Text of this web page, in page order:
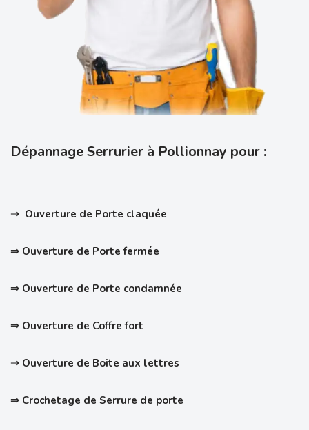
Dépannage Serrurier à Pollionnay pour :
⇒ Ouverture de Porte claquée
⇒ Ouverture de Porte fermée
⇒ Ouverture de Porte condamnée
⇒ Ouverture de Coffre fort
⇒ Ouverture de Boite aux lettres
⇒ Crochetage de Serrure de porte